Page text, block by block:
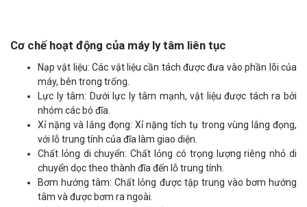
Cơ chế hoạt động của máy ly tâm liên tục
Nạp vật liệu: Các vật liệu cần tách được đưa vào phần lõi của
máy, bên trong trống.
Lực ly tâm: Dưới lực ly tâm mạnh, vật liệu được tách ra bởi
nhóm các bó đĩa.
Xỉ nặng và lắng đọng: Xỉ nặng tích tụ trong vùng lắng đọng,
với lỗ trung tính của đĩa làm giao diện.
Chất lỏng di chuyển: Chất lỏng có trọng lượng riêng nhỏ di
chuyển dọc theo thành đĩa đến lỗ trung tính.
Bơm hướng tâm: Chất lỏng được tập trung vào bơm hướng
tâm và được bơm ra ngoài.